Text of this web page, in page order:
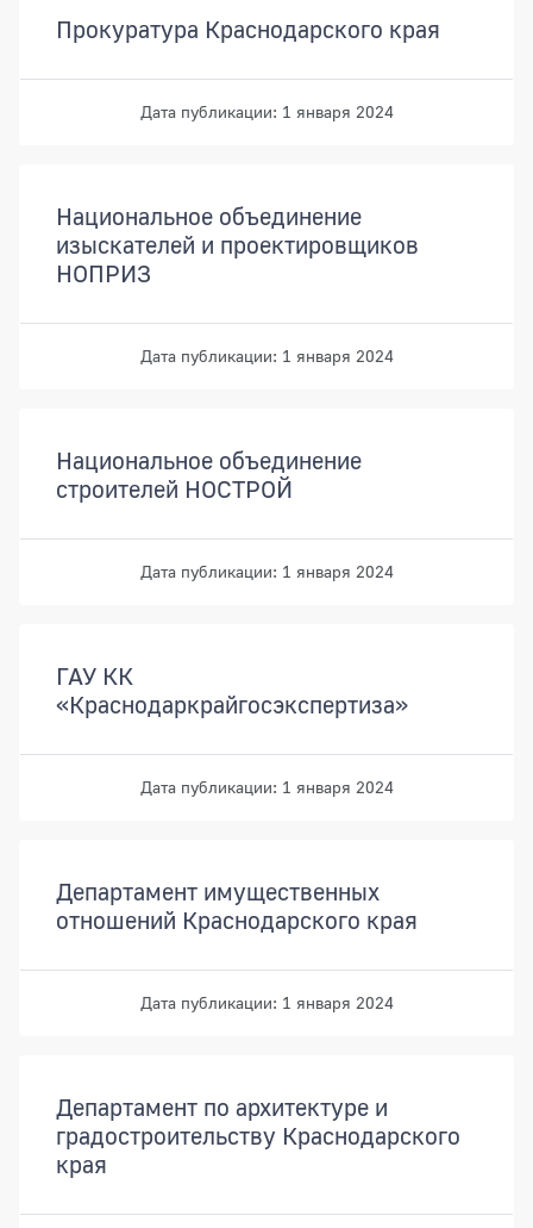
Прокуратура Краснодарского края
Дата публикации: 1 января 2024
Национальное объединение
изыскателей и проектировщиков
НОПРИЗ
Дата публикации: 1 января 2024
Национальное объединение
строителей НОСТРОЙ
Дата публикации: 1 января 2024
ГАУ КК
«Краснодаркрайгосэкспертиза»
Дата публикации: 1 января 2024
Департамент имущественных
отношений Краснодарского края
Дата публикации: 1 января 2024
Департамент по архитектуре и
градостроительству Краснодарского
края